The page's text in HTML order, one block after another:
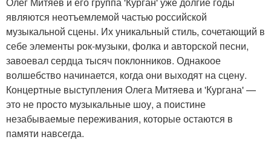
являются неотъемлемой частью российской
музыкальной сцены. Их уникальный стиль, сочетающий в
себе элементы рок-музыки, фолка и авторской песни,
завоевал сердца тысяч поклонников. Однакоое
волшебство начинается, когда они выходят на сцену.
Концертные выступления Олега Митяева и 'Кургана' —
это не просто музыкальные шоу, а поистине
незабываемые переживания, которые остаются в
памяти навсегда.